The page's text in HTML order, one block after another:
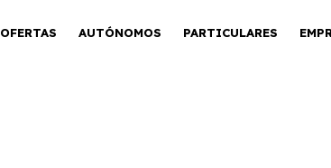
OFERTAS AUTÓNOMOS PARTICULARES